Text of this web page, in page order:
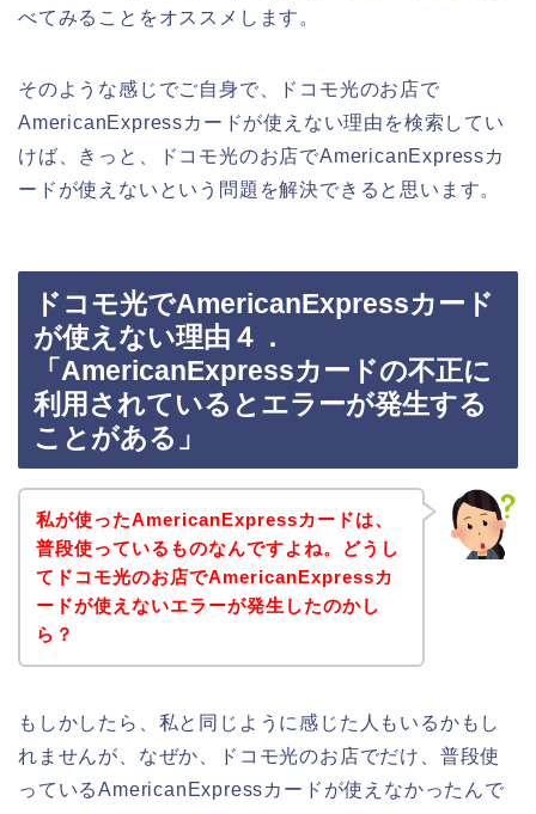
べてみることをオススメします。
そのような感じでご自身で、ドコモ光のお店で
AmericanExpressカードが使えない理由を検索してい
けば、きっと、ドコモ光のお店でAmericanExpressカ
ードが使えないという問題を解決できると思います。
ドコモ光でAmericanExpressカード
が使えない理由４．
「AmericanExpressカードの不正に
利用されているとエラーが発生する
ことがある」
私が使ったAmericanExpressカードは、
普段使っているものなんですよね。どうし
てドコモ光のお店でAmericanExpressカ
ードが使えないエラーが発生したのかし
ら？
もしかしたら、私と同じように感じた人もいるかもし
れませんが、なぜか、ドコモ光のお店でだけ、普段使
っているAmericanExpressカードが使えなかったんで